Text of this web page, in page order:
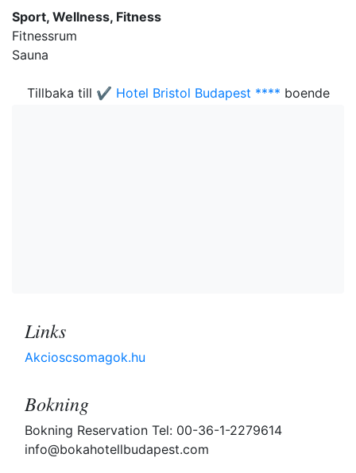
Sport, Wellness, Fitness
Fitnessrum
Sauna
Tillbaka till ✔️ Hotel Bristol Budapest **** boende
Links
Akcioscsomagok.hu
Bokning
Bokning Reservation Tel: 00-36-1-2279614
info@bokahotellbudapest.com